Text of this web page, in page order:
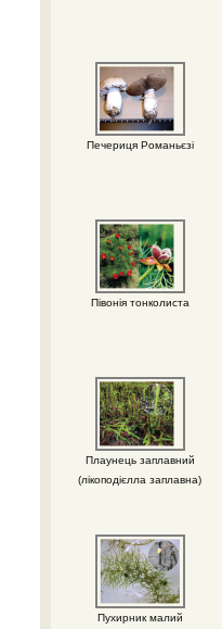
Печериця Романьєзі
Півонія тонколиста
Плаунець заплавний
(лікоподієлла заплавна)
Пухирник малий